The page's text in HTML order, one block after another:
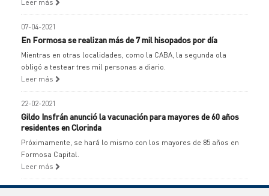
Leer más
07-04-2021
En Formosa se realizan más de 7 mil hisopados por día
Mientras en otras localidades, como la CABA, la segunda ola
obligó a testear tres mil personas a diario.
Leer más
22-02-2021
Gildo Insfrán anunció la vacunación para mayores de 60 años
residentes en Clorinda
Próximamente, se hará lo mismo con los mayores de 85 años en
Formosa Capital.
Leer más